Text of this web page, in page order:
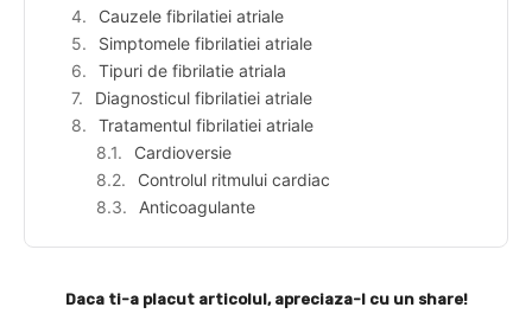
Cauzele fibrilatiei atriale
Simptomele fibrilatiei atriale
Tipuri de fibrilatie atriala
Diagnosticul fibrilatiei atriale
Tratamentul fibrilatiei atriale
Cardioversie
Controlul ritmului cardiac
Anticoagulante
Daca ti-a placut articolul, apreciaza-l cu un share!